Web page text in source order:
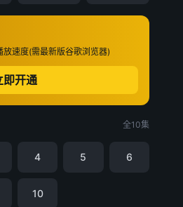
放速度(需最新版谷歌浏览器)
即开通
全10集
4 5 6
10